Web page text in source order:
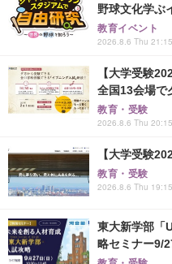
野球文化学ぶ
教育イベント
2026.8.6 Thu 21:15
【大学受験
全国13会場で
教育・受験
2026.8.6 Thu 20:15
【大学受験
教育・受験
2026.8.6 Thu 19:15
東大新学部
略セミナー9/